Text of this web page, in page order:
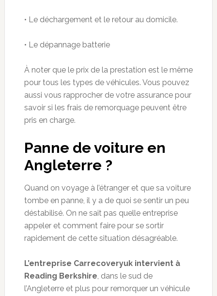
• Le déchargement et le retour au domicile.
• Le dépannage batterie
À noter que le prix de la prestation est le même
pour tous les types de véhicules. Vous pouvez
aussi vous rapprocher de votre assurance pour
savoir si les frais de remorquage peuvent être
pris en charge.
Panne de voiture en
Angleterre ?
Quand on voyage à l’étranger et que sa voiture
tombe en panne, il y ade quoi se sentir un peu
déstabilisé. On ne sait pas quelle entreprise
appeler et comment faire pour se sortir
rapidement de cette situation désagréable.
L’entreprise Carrecoveryukintervient à
Reading Berkshire, dans le sud de
l’Angleterre et plus pour remorquer un véhicule